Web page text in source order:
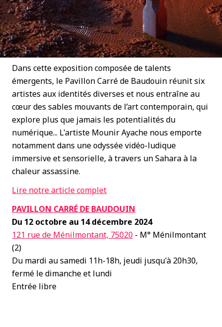
Dans cette exposition composée de talents
émergents, le Pavillon Carré de Baudouin réunit six
artistes aux identités diverses et nous entraîne au
cœur des sables mouvants de l’art contemporain, qui
explore plus que jamais les potentialités du
numérique... L'artiste Mounir Ayache nous emporte
notamment dans une odyssée vidéo-ludique
immersive et sensorielle, à travers un Sahara à la
chaleur assassine.
Lire notre article complet
PAVILLON CARRÉ DE BAUDOUIN
Du 12 octobre au 14 décembre 2024
121 rue de Ménilmontant, 75020 - M° Ménilmontant
(2)
Du mardi au samedi 11h-18h, jeudi jusqu'à 20h30,
fermé le dimanche et lundi
Entrée libre